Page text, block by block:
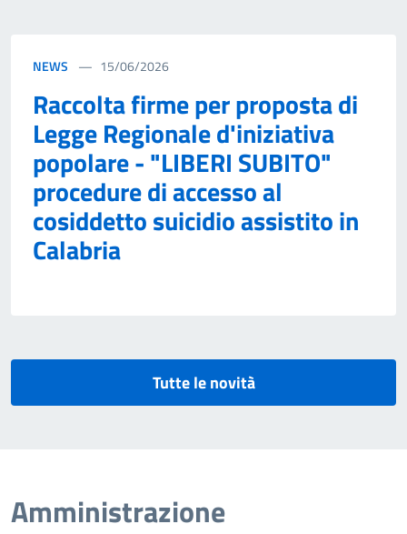
NEWS 15/06/2026
Raccolta firme per proposta di
Legge Regionale d'iniziativa
popolare - "LIBERI SUBITO"
procedure di accesso al
cosiddetto suicidio assistito in
Calabria
Tutte le novità
Amministrazione